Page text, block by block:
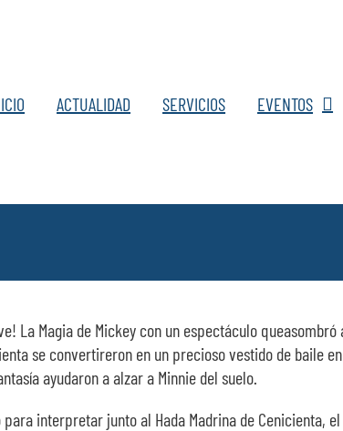
ACTUALIDAD SERVICIOS EVENTOS
La Magia de Mickey con un espectáculo
se convertireron en un precioso vestido de baile
ayudaron a alzar a Minnie del suelo.
interpretar junto al Hada Madrina de Cenicienta,